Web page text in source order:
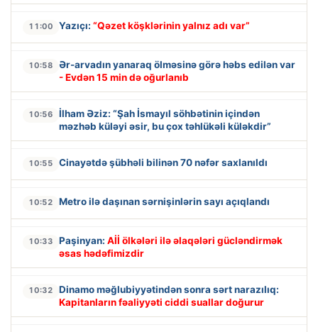
11:00 Yazıçı: “Qəzet köşklərinin yalnız adı var”
10:58
Ər-arvadın yanaraq ölməsinə görə həbs edilən var
- Evdən 15 min də oğurlanıb
10:56
İlham Əziz: “Şah İsmayıl söhbətinin içindən
məzhəb küləyi əsir, bu çox təhlükəli küləkdir”
10:55 Cinayətdə şübhəli bilinən 70 nəfər saxlanıldı
10:52 Metro ilə daşınan sərnişinlərin sayı açıqlandı
10:33 Paşinyan: Aİİ ölkələri ilə əlaqələri gücləndirmək
əsas hədəfimizdir
10:32
Dinamo məğlubiyyətindən sonra sərt narazılıq:
Kapitanların fəaliyyəti ciddi suallar doğurur